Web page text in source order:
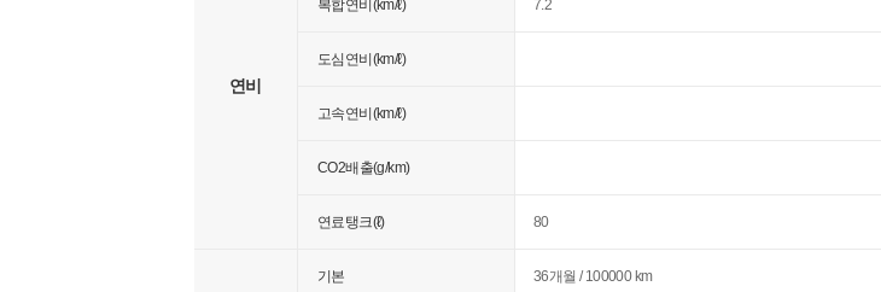
연비
복합연비(km/ℓ) 7.2
도심연비(km/ℓ)
고속연비(km/ℓ)
CO2배출(g/km)
연료탱크(ℓ) 80
기본 36개월 / 100000 km